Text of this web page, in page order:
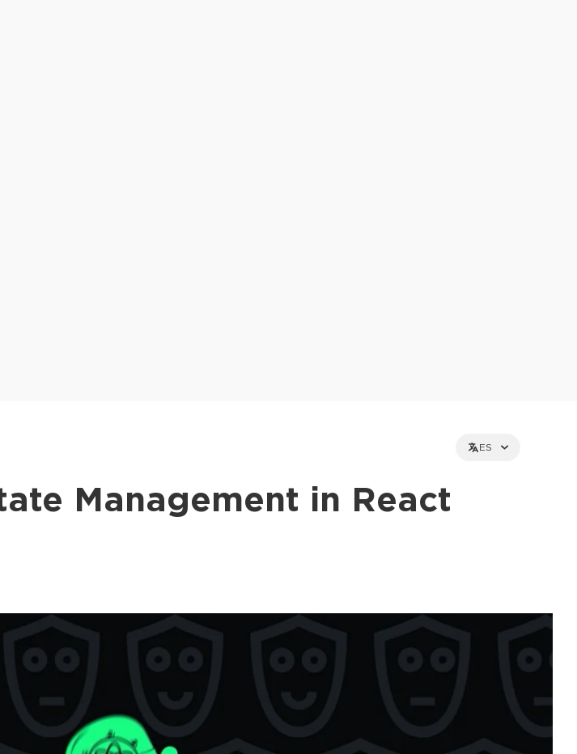
ES
Management in React
is not shown to multipass and full ticket holders